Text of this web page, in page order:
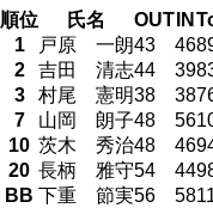
順位 氏名 OUT IN
1
戸原 一朗43 46
2
吉田 清志44 39
3
村尾 憲明38 38
7
山岡 朗子48 56
10 茨木 秀治48 46
20 長柄 雅守54 44
BB 下重 節実56 58